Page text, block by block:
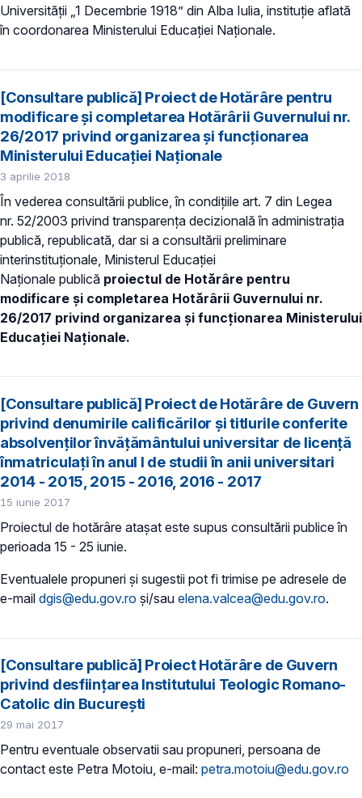
Universității „1 Decembrie 1918” din Alba Iulia, instituție aflată
în coordonarea Ministerului Educației Naționale.
[Consultare publică] Proiect de Hotărâre pentru
modificare şi completarea Hotărârii Guvernului nr.
26/2017 privind organizarea şi funcţionarea
Ministerului Educaţiei Naţionale
3 aprilie 2018
În vederea consultării publice, în condiţiile art. 7 din Legea
nr. 52/2003 privind transparenţa decizională în administraţia
publică, republicată, dar si a consultării preliminare
interinstituționale, Ministerul Educaţiei
Naţionale publică proiectul de Hotărâre pentru
modificare şi completarea Hotărârii Guvernului nr.
26/2017 privind organizarea şi funcţionarea Ministerului
Educaţiei Naţionale.
[Consultare publică] Proiect de Hotărâre de Guvern
privind denumirile calificărilor și titlurile conferite
absolvenților învățământului universitar de licență
înmatriculați în anul I de studii în anii universitari
2014 - 2015, 2015 - 2016, 2016 - 2017
15 iunie 2017
Proiectul de hotărâre atașat este supus consultării publice în
perioada 15 - 25 iunie.
Eventualele propuneri și sugestii pot fi trimise pe adresele de
e-mail dgis@edu.gov.ro și/sau elena.valcea@edu.gov.ro.
[Consultare publică] Proiect Hotărâre de Guvern
privind desființarea Institutului Teologic Romano-
Catolic din București
29 mai 2017
Pentru eventuale observatii sau propuneri, persoana de
contact este Petra Motoiu, e-mail: petra.motoiu@edu.gov.ro